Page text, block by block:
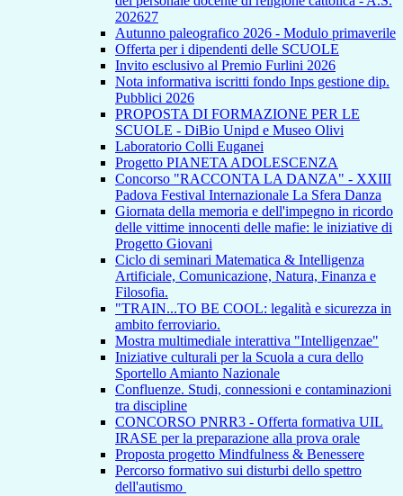
202627
Autunno paleografico 2026 - Modulo primaverile
Offerta per i dipendenti delle SCUOLE
Invito esclusivo al Premio Furlini 2026
Nota informativa iscritti fondo Inps gestione dip.
Pubblici 2026
PROPOSTA DI FORMAZIONE PER LE
SCUOLE - DiBio Unipd e Museo Olivi
Laboratorio Colli Euganei
Progetto PIANETA ADOLESCENZA
Concorso "RACCONTA LA DANZA" - XXIII
Padova Festival Internazionale La Sfera Danza
Giornata della memoria e dell'impegno in ricordo
delle vittime innocenti delle mafie: le iniziative di
Progetto Giovani
Ciclo di seminari Matematica & Intelligenza
Artificiale, Comunicazione, Natura, Finanza e
Filosofia.
"TRAIN...TO BE COOL: legalità e sicurezza in
ambito ferroviario.
Mostra multimediale interattiva "Intelligenzae"
Iniziative culturali per la Scuola a cura dello
Sportello Amianto Nazionale
Confluenze. Studi, connessioni e contaminazioni
tra discipline
CONCORSO PNRR3 - Offerta formativa UIL
IRASE per la preparazione alla prova orale
Proposta progetto Mindfulness & Benessere
Percorso formativo sui disturbi dello spettro
dell'autismo